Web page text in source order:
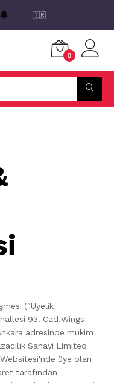
🇹🇷
0
("Üyelik
93. Cad.Wings
adresinde mukim
Sanayi Limited
üye olan
tarafından